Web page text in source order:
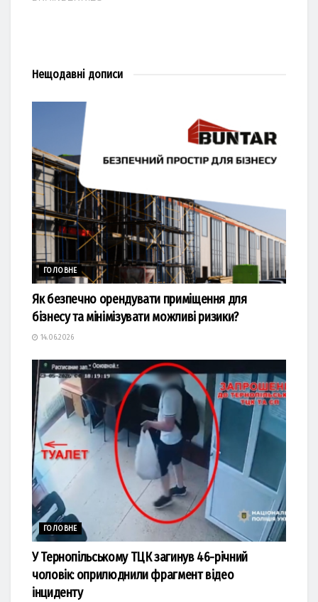
Нещодавні дописи
ГОЛОВНЕ
Як безпечно орендувати приміщення для
бізнесу та мінімізувати можливі ризики?
14.06.2026
ГОЛОВНЕ
У Тернопільському ТЦК загинув 46-річний
чоловік: оприлюднили фрагмент відео
інциденту